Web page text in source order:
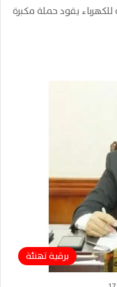
يقود حملة مكبرة
برقية تهنئة